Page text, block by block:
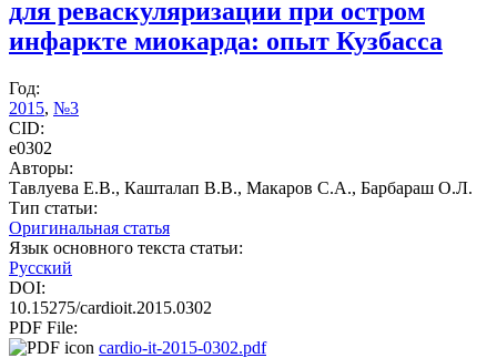
для реваскуляризации при остром
инфаркте миокарда: опыт Кузбасса
Год:
2015, №3
CID:
e0302
Авторы:
Тавлуева Е.В., Кашталап В.В., Макаров С.А., Барбараш О.Л.
Тип статьи:
Оригинальная статья
Язык основного текста статьи:
Русский
DOI:
10.15275/cardioit.2015.0302
PDF File:
cardio-it-2015-0302.pdf